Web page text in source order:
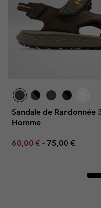
Sandale de Randonnée
Homme
Minimum sale price:
60,00 € - Maximum price:
75,00 €